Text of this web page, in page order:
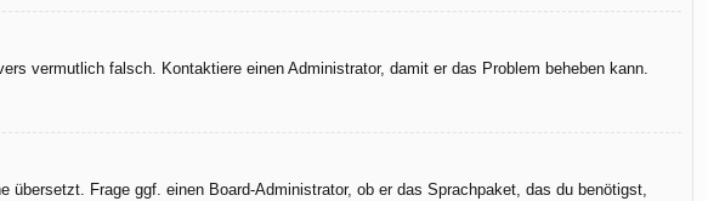
vermutlich falsch. Kontaktiere einen Administrator, damit er das Problem beheben kann.
Frage ggf. einen Board-Administrator, ob er das Sprachpaket, das du benötigst,